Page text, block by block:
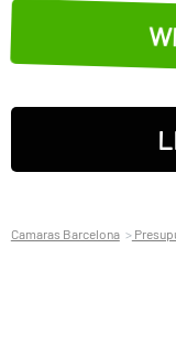
Camaras Barcelona